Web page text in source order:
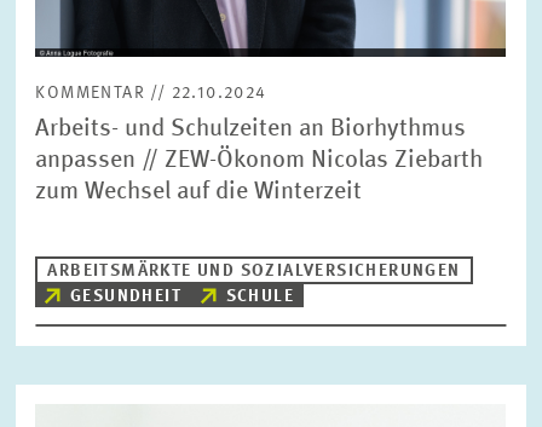
KOMMENTAR // 22.10.2024
Arbeits- und Schulzeiten an Biorhythmus
anpassen // ZEW-Ökonom Nicolas Ziebarth
zum Wechsel auf die Winterzeit
ARBEITSMÄRKTE UND SOZIALVERSICHERUNGEN
GESUNDHEIT
SCHULE